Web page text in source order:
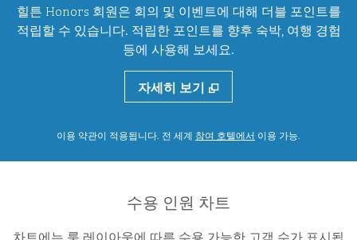
힐튼 Honors 회원은 회의 및 이벤트에 대해 더블 포인트를
적립할 수 있습니다. 적립한 포인트를 향후 숙박, 여행 경험
등에 사용해 보세요.
자세히 보기
이용 약관이 적용됩니다. 전 세계 참여 호텔에서 이용 가능.
수용 인원 차트
차트에는 룸 레이아웃에 따른 수용 가능한 고객 수가 표시됩